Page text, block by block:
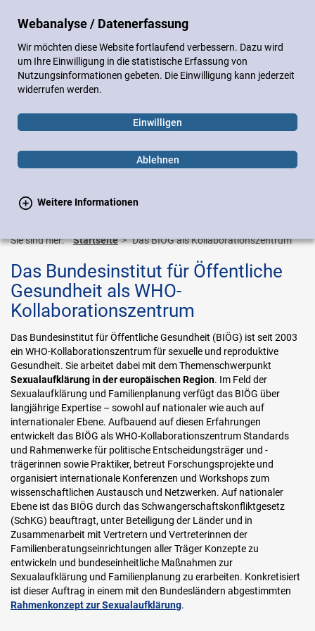
Webanalyse / Datenerfassung
Wir möchten diese Website fortlaufend verbessern. Dazu wird
um Ihre Einwilligung in die statistische Erfassung von
Nutzungsinformationen gebeten. Die Einwilligung kann jederzeit
widerrufen werden.
Einwilligen
Ablehnen
Weitere Informationen
Gebärdensprache
Leichte Sprache
Suchen
Sie sind hier:
Startseite Das BIÖG als Kollaborationszentrum
Das Bundesinstitut für Öffentliche
Gesundheit als WHO-
Kollaborationszentrum
Das Bundesinstitut für Öffentliche Gesundheit (BIÖG) ist seit 2003
ein WHO-Kollaborationszentrum für sexuelle und reproduktive
Gesundheit. Sie arbeitet dabei mit dem Themenschwerpunkt
Sexualaufklärung in der europäischen Region. Im Feld der
Sexualaufklärung und Familienplanung verfügt das BIÖG über
langjährige Expertise – sowohl auf nationaler wie auch auf
internationaler Ebene. Aufbauend auf diesen Erfahrungen
entwickelt das BIÖG als WHO-Kollaborationszentrum Standards
und Rahmenwerke für politische Entscheidungsträger und -
trägerinnen sowie Praktiker, betreut Forschungsprojekte und
organisiert internationale Konferenzen und Workshops zum
wissenschaftlichen Austausch und Netzwerken. Auf nationaler
Ebene ist das BIÖG durch das Schwangerschaftskonfliktgesetz
(SchKG) beauftragt, unter Beteiligung der Länder und in
Zusammenarbeit mit Vertretern und Vertreterinnen der
Familienberatungseinrichtungen aller Träger Konzepte zu
entwickeln und bundeseinheitliche Maßnahmen zur
Sexualaufklärung und Familienplanung zu erarbeiten. Konkretisiert
ist dieser Auftrag in einem mit den Bundesländern abgestimmten
Rahmenkonzept zur Sexualaufklärung.